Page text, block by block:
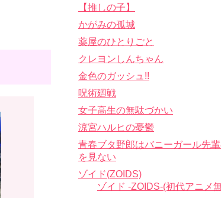
【推しの子】
かがみの孤城
薬屋のひとりごと
クレヨンしんちゃん
金色のガッシュ!!
呪術廻戦
女子高生の無駄づかい
涼宮ハルヒの憂鬱
青春ブタ野郎はバニーガール先
を見ない
ゾイド(ZOIDS)
ゾイド -ZOIDS-(初代アニメ